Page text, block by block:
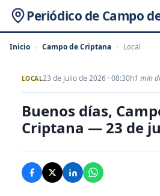
Periódico de Campo
Inicio › Campo de Criptana › Local
LOCAL23 de julio de 2026 · 08:30h1 min
Buenos días,
Criptana — 23 de